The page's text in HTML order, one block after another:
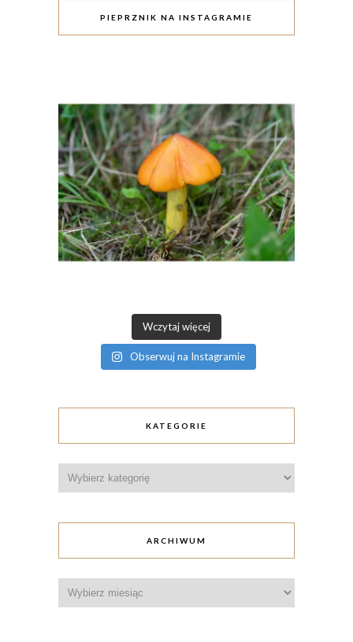
PIEPRZNIK NA INSTAGRAMIE
Wczytaj więcej
Obserwuj na Instagramie
KATEGORIE
ARCHIWUM